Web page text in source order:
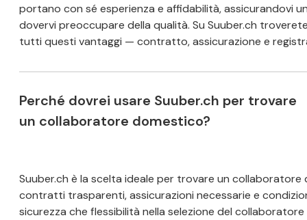
portano con sé esperienza e affidabilità, assicurandovi
dovervi preoccupare della qualità. Su Suuber.ch
tutti questi vantaggi — contratto, assicurazione e
Perché dovrei usare Suuber.ch per trovare
un collaboratore domestico?
Suuber.ch è la scelta ideale per trovare un
contratti trasparenti, assicurazioni necessarie e
sicurezza che flessibilità nella selezione del